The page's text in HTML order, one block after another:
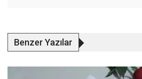
Benzer Yazılar